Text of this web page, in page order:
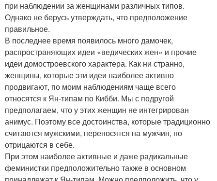
при наблюдении за женщинами различных типов.
Однако не берусь утверждать, что предположение
правильное.
В последнее время появилось много дамочек,
распространяющих идеи «ведических жен» и прочие
идеи домостроевского характера. Как ни странно,
женщины, которые эти идеи наиболее активно
продвигают, по моим наблюдениям чаще всего
относятся к Ян-типам по Кибби. Мы с подругой
предполагаем, что у этих женщин не интегрирован
анимус. Поэтому все достоинства, которые традиционно
считаются мужскими, переносятся на мужчин, но
отрицаются в себе.
При этом наиболее активные и даже радикальные
феминистки предположительно также в основном